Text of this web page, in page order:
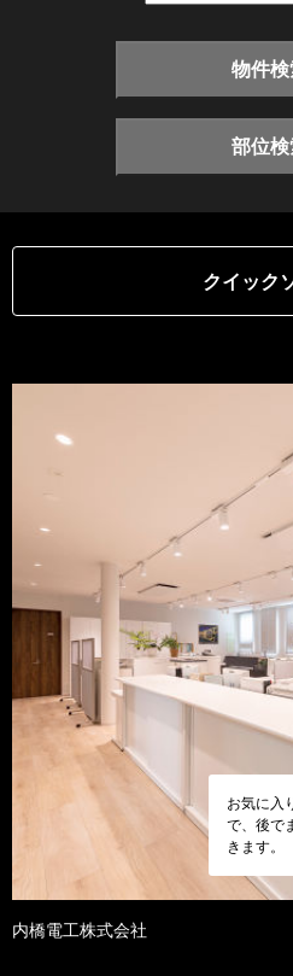
物件
部位
クイック
お気に入
で、後で
きます。
内橋電工株式会社